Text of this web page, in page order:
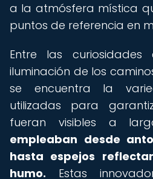
a la atmósfera mística
puntos de referencia en
Entre las
iluminación de los
se encuentra la
utilizadas para
fueran visibles a
empleaban desde
hasta espejos
humo. Estas